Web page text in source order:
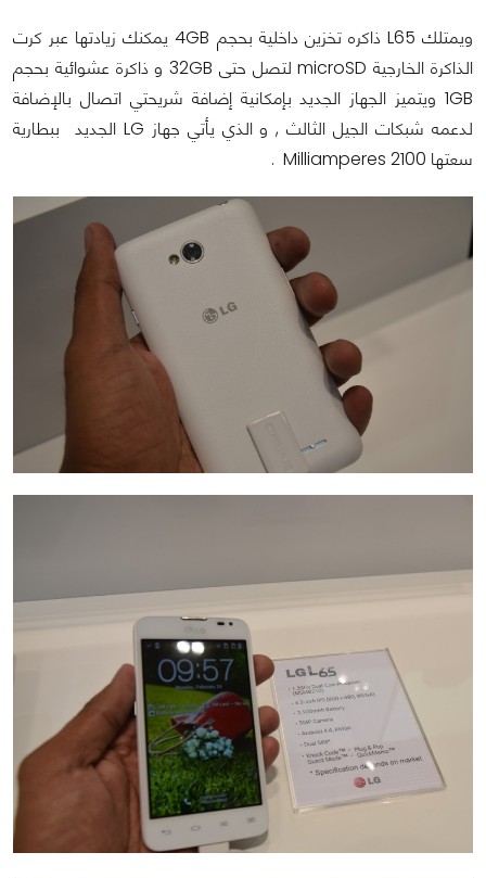
ويمتلك L65 ذاكره تخزين داخلية بحجم 4GB يمكنك زيادتها عبر كرت
الذاكرة الخارجية microSD لتصل حتى 32GB و ذاكرة عشوائية بحجم
1GB ويتميز الجهاز الجديد بإمكانية إضافة شريحتي اتصال بالإضافة
لدعمه شبكات الجيل الثالث , و الذي يأتي جهاز LG الجديد ببطارية
سعتها 2100 Milliamperes .